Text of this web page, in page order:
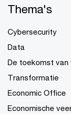
Thema's
Cybersecurity
Data
De toekomst van
Transformatie
Economic Office
Economische